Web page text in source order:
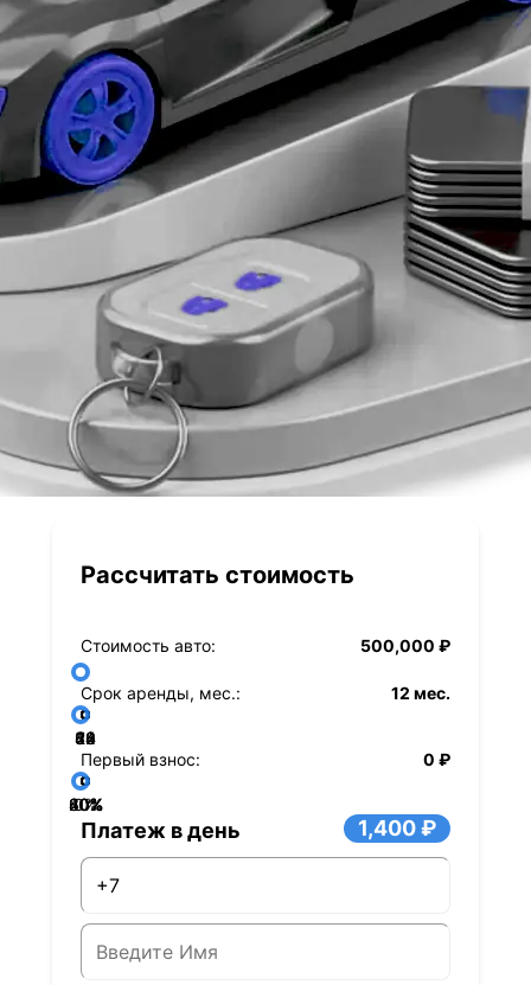
Рассчитать стоимость
Стоимость авто: 500,000 ₽
Срок аренды, мес.: 12 мес.
12
24
36
48
60
72
84
Первый взнос:
0 ₽
0%
20%
40%
60%
80%
Платеж в день 1,400 ₽